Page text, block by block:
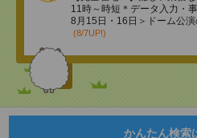
11時～時短＊データ入力・
8月15日・16日＞ドーム公
(8/7UP!)
かんたん検索